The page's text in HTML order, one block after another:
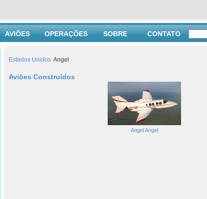
AVIÕES OPERAÇÕES SOBRE CONTATO
Estados Unidos Angel
Aviões Construídos
Angel Angel